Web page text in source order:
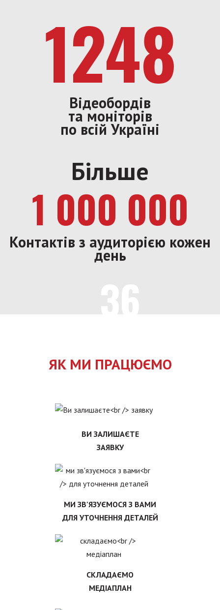
1248
Відеобордів
та моніторів
по всій Україні
Більше
1 000 000
Контактів з аудиторією кожен
день
ЯК МИ ПРАЦЮЄМО
ВИ ЗАЛИШАЄТЕ
ЗАЯВКУ
МИ ЗВ'ЯЗУЄМОСЯ З ВАМИ
ДЛЯ УТОЧНЕННЯ ДЕТАЛЕЙ
СКЛАДАЄМО
МЕДІАПЛАН